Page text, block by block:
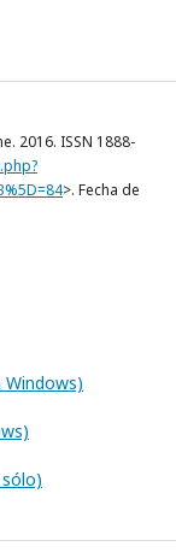
2016. ISSN 1888-
>. Fecha de